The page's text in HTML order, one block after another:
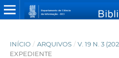
INÍCIO / ARQUIVOS / V. 19 N. 3
EXPEDIENTE